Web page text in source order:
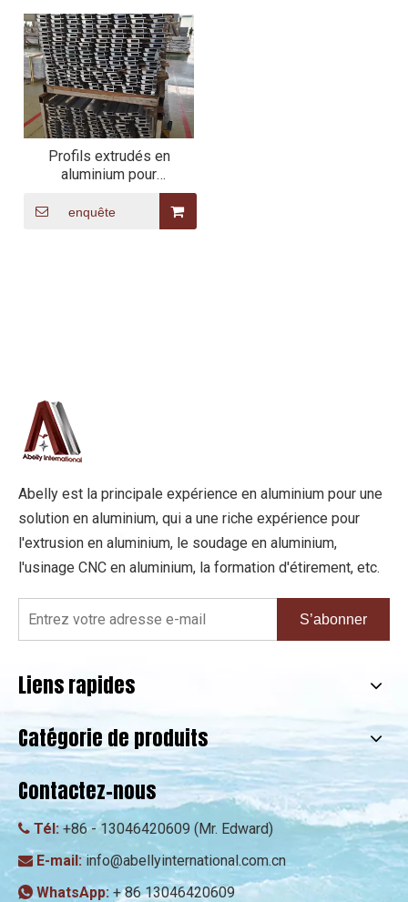
Profils extrudés en
aluminium pour
enquête
Abelly est la principale expérience en aluminium pour une
solution en aluminium, qui a une riche expérience pour
l'extrusion en aluminium, le soudage en aluminium,
l'usinage CNC en aluminium, la formation d'étirement, etc.
S’abonner
Liens rapides
Catégorie de produits
Contactez-nous
 Tél: +86 - 13046420609 (Mr. Edward)
 E-mail: info@abellyinternational.com.cn
 WhatsApp: + 86 13046420609